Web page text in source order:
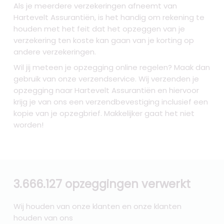
Als je meerdere verzekeringen afneemt van
Hartevelt Assurantiën, is het handig om rekening te
houden met het feit dat het opzeggen van je
verzekering ten koste kan gaan van je korting op
andere verzekeringen.
Wil jij meteen je opzegging online regelen? Maak dan
gebruik van onze verzendservice. Wij verzenden je
opzegging naar Hartevelt Assurantiën en hiervoor
krijg je van ons een verzendbevestiging inclusief een
kopie van je opzegbrief. Makkelijker gaat het niet
worden!
3.666.127 opzeggingen verwerkt
Wij houden van onze klanten en onze klanten
houden van ons